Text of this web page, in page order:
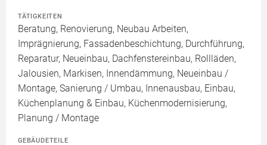
TÄTIGKEITEN
Beratung, Renovierung, Neubau Arbeiten,
Imprägnierung, Fassadenbeschichtung, Durchführung,
Reparatur, Neueinbau, Dachfenstereinbau, Rollläden,
Jalousien, Markisen, Innendämmung, Neueinbau /
Montage, Sanierung / Umbau, Innenausbau, Einbau,
Küchenplanung & Einbau, Küchenmodernisierung,
Planung / Montage
GEBÄUDETEILE